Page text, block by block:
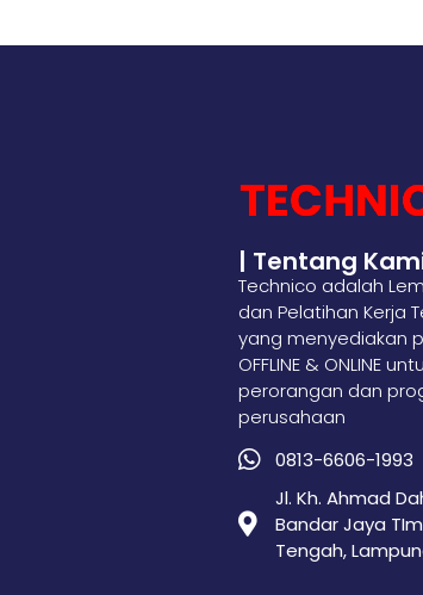
| Tentang
Technico adalah
dan Pelatihan Kerja
yang menyediakan
OFFLINE & ONLINE
perorangan dan
perusahaan
0813-6606-1993
Jl. Kh. Ahmad
Bandar Jaya
Tengah,